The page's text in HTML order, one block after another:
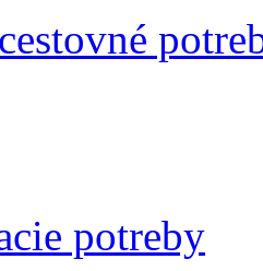
potreby